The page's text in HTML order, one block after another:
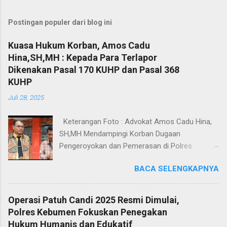
Postingan populer dari blog ini
Kuasa Hukum Korban, Amos Cadu
Hina,SH,MH : Kepada Para Terlapor
Dikenakan Pasal 170 KUHP dan Pasal 368
KUHP
Juli 28, 2025
Keterangan Foto : Advokat Amos Cadu Hina,
SH,MH Mendampingi Korban Dugaan
Pengeroyokan dan Pemerasan di Polres
masing merupakan korban dugaan
pengeroyokan dan pemerasan didampingi
Kuasa Hukum Amos Cadu Hina,SH,MH
mendatangi Polres Jakarta Selatan, Senin
(28/7/2025), guna melaporkan kejadian yang
BACA SELENGKAPNYA
Operasi Patuh Candi 2025 Resmi Dimulai,
Polres Kebumen Fokuskan Penegakan
Hukum Humanis dan Edukatif